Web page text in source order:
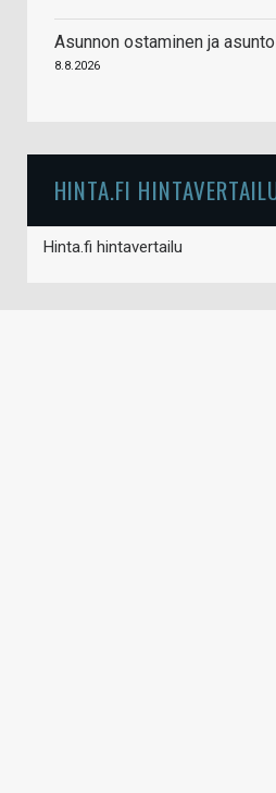
Asunnon ostaminen ja
8.8.2026
HINTA.FI
Hinta.fi hintavertailu